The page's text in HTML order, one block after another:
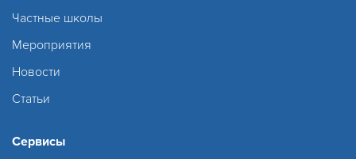
Частные школы
Мероприятия
Новости
Статьи
Сервисы